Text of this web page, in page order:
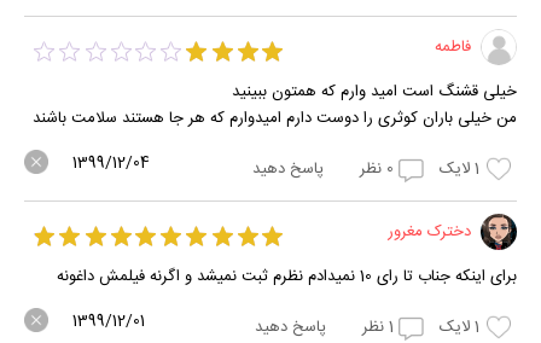
فاطمه
خیلی قشنگ است امید وارم که همتون ببینید
من خیلی باران کوثری را دوست دارم امیدوارم که هر جا هستند سلامت باشند
1لایک 0 نظر پاسخ دهید 1399/12/04
دخترک مغرور
برای اینکه جناب تا رای 10 نمیدادم نظرم ثبت نمیشد و اگرنه فیلمش داغونه
1لایک 1نظر پاسخ دهید 1399/12/01